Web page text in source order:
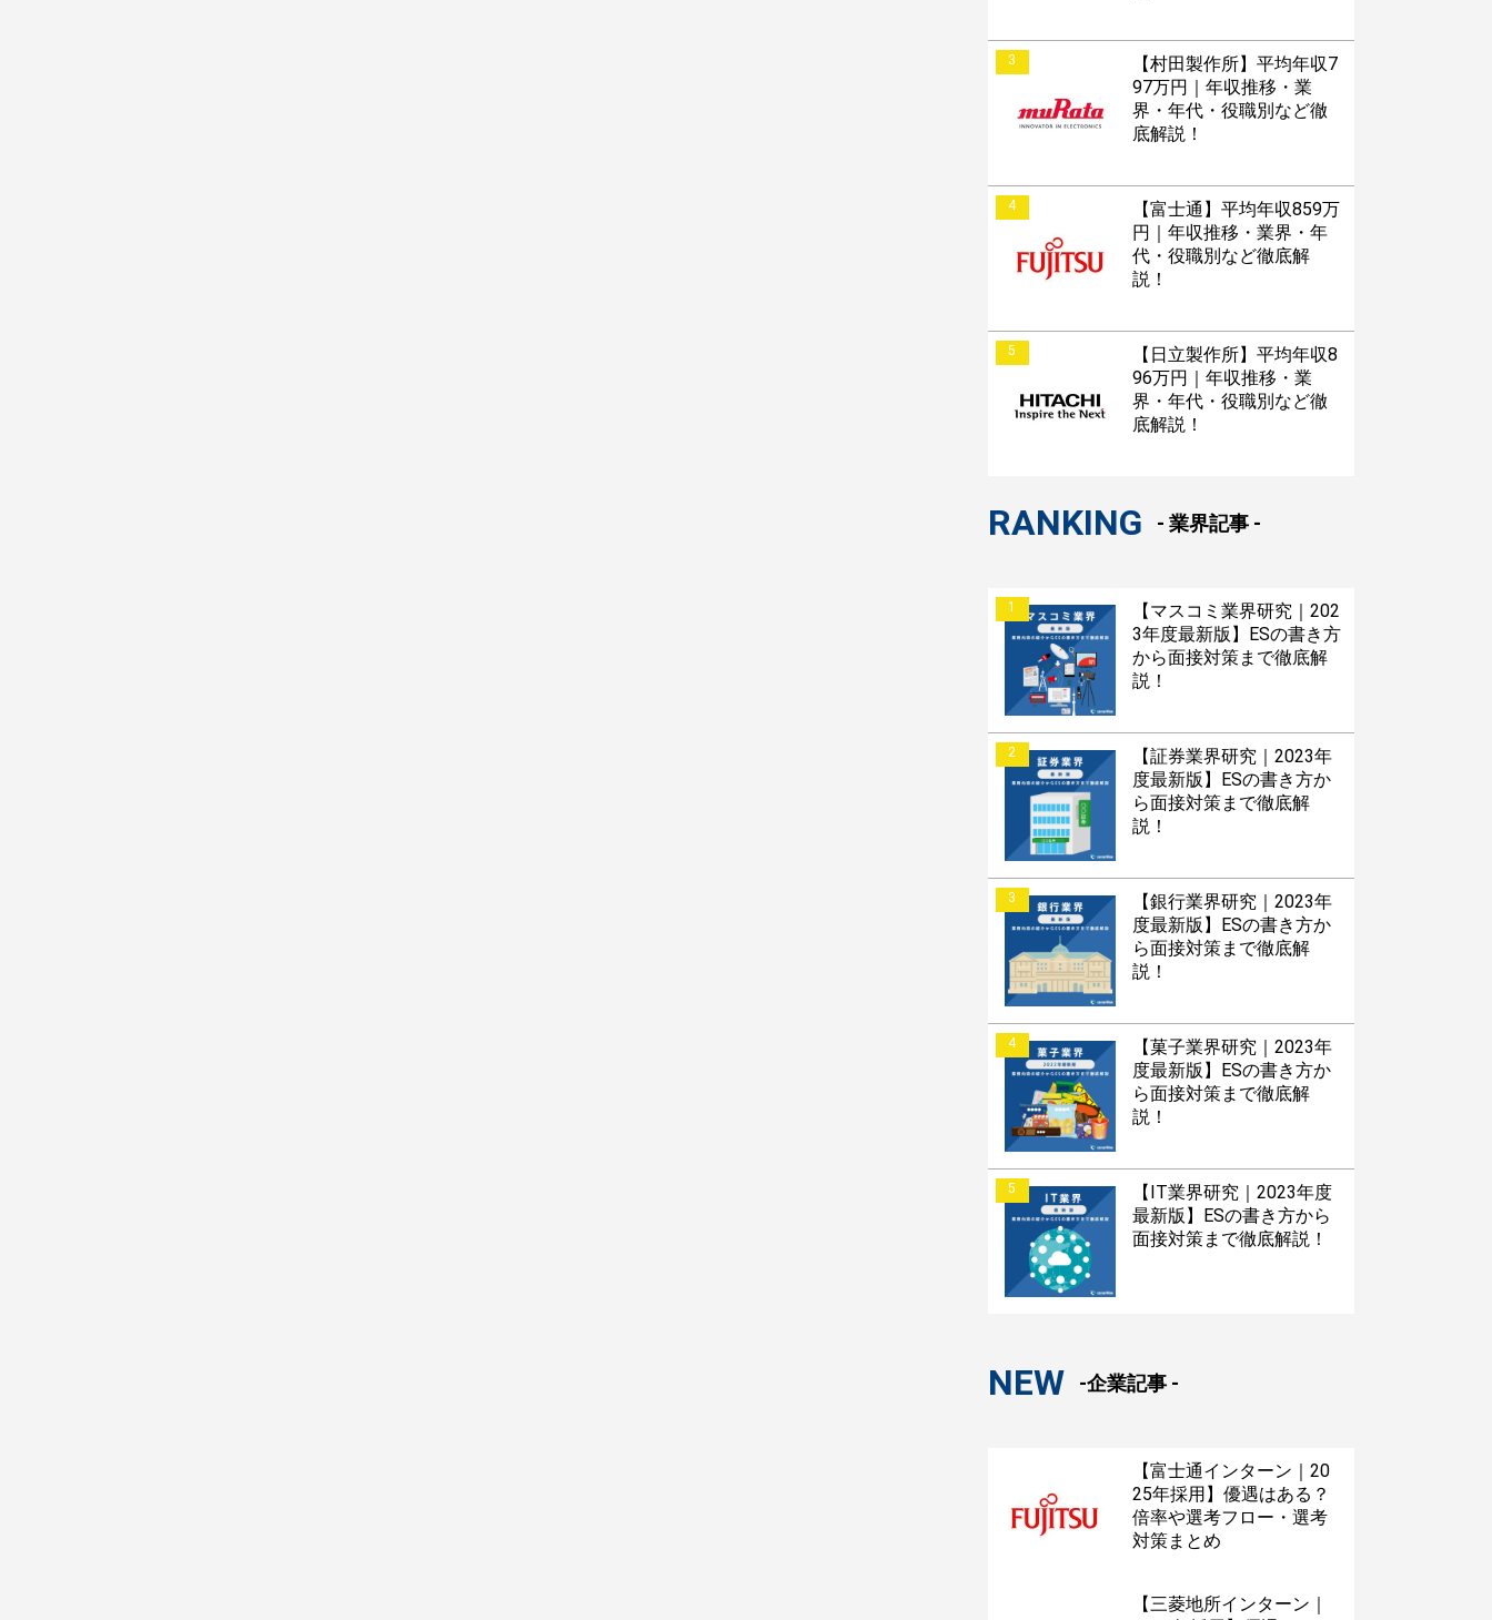
3
【村田製作所】平均年収7
97万円｜年収推移・業
界・年代・役職別など徹
底解説！
4
【富士通】平均年収859万
円｜年収推移・業界・年
代・役職別など徹底解
説！
5
【日立製作所】平均年収8
96万円｜年収推移・業
界・年代・役職別など徹
底解説！
RANKING - 業界記事 -
1
【マスコミ業界研究｜202
3年度最新版】ESの書き方
から面接対策まで徹底解
説！
2
【証券業界研究｜2023年
度最新版】ESの書き方か
ら面接対策まで徹底解
説！
3
【銀行業界研究｜2023年
度最新版】ESの書き方か
ら面接対策まで徹底解
説！
4
【菓子業界研究｜2023年
度最新版】ESの書き方か
ら面接対策まで徹底解
説！
5
【IT業界研究｜2023年度
最新版】ESの書き方から
面接対策まで徹底解説！
NEW -企業記事 -
【富士通インターン｜20
25年採用】優遇はある？
倍率や選考フロー・選考
対策まとめ
【三菱地所インターン｜